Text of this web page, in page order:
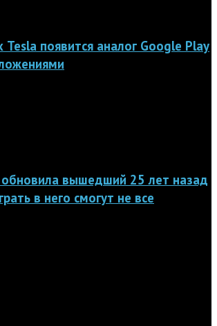
появится аналог Google Play
обновила вышедший 25 лет назад
в него смогут не все